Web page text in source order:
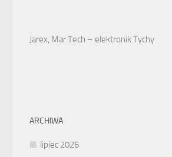
Jarex, Mar Tech – elektronik Tychy
ARCHIWA
lipiec 2026